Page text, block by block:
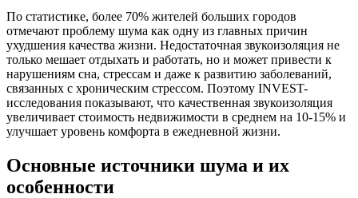
По статистике, более 70% жителей больших городов
отмечают проблему шума как одну из главных причин
ухудшения качества жизни. Недостаточная звукоизоляция не
только мешает отдыхать и работать, но и может привести к
нарушениям сна, стрессам и даже к развитию заболеваний,
связанных с хроническим стрессом. Поэтому INVEST-
исследования показывают, что качественная звукоизоляция
увеличивает стоимость недвижимости в среднем на 10-15% и
улучшает уровень комфорта в ежедневной жизни.
Основные источники шума и их
особенности